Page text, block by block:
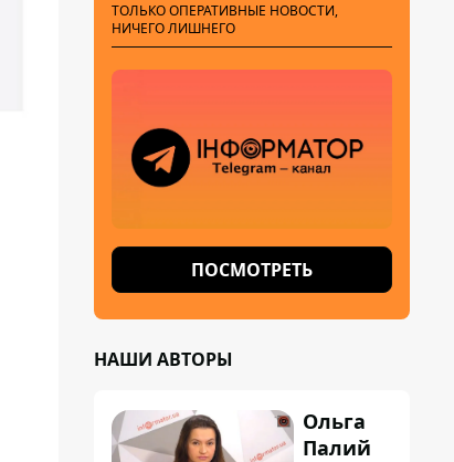
ТОЛЬКО ОПЕРАТИВНЫЕ НОВОСТИ,
НИЧЕГО ЛИШНЕГО
ПОСМОТРЕТЬ
НАШИ АВТОРЫ
Ольга
Палий